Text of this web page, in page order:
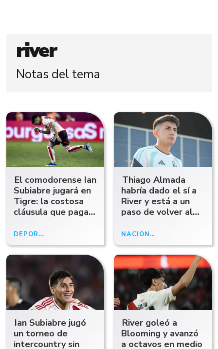
river
Notas del tema
El comodorense Ian
Subiabre jugará en
Tigre: la costosa
cláusula que pagará
pone contra River
DEPORTES
Thiago Almada
habría dado el sí a
River y está a un
paso de volver al
NACIONALES
Ian Subiabre jugó
un torneo de
intercountry sin
River goleó a
Blooming y avanzó
a octavos en medio